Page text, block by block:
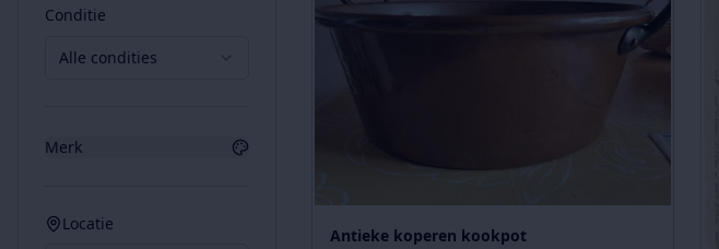
Conditie
Alle condities
Merk
Locatie
Antieke koperen kookpot